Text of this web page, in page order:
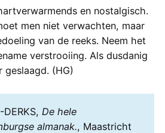
en nostalgisch.
men niet verwachten, maar
van de reeks. Neem het
verstrooiing. Als dusdanig
geslaagd. (HG)
DERKS, De hele
almanak., Maastricht